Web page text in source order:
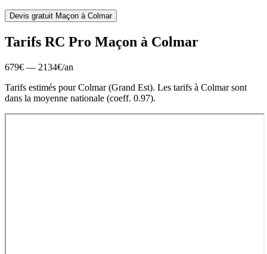
Devis gratuit Maçon à Colmar
Tarifs RC Pro Maçon à Colmar
679€ — 2134€/an
Tarifs estimés pourColmar(Grand Est). Les tarifs à Colmar sont
dans la moyenne nationale (coeff. 0.97).